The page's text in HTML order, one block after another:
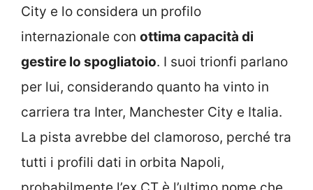
City e lo considera un profilo
internazionale con ottima capacità di
gestire lo spogliatoio. I suoi trionfi parlano
per lui, considerando quanto ha vinto in
carriera tra Inter, Manchester City e Italia.
La pista avrebbe del clamoroso, perché tra
tutti i profili dati in orbita Napoli,